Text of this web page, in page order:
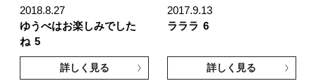
2018.8.27
ゆうべはお楽しみでした
ね 5
詳しく見る
2017.9.13
ラララ 6
詳しく見る